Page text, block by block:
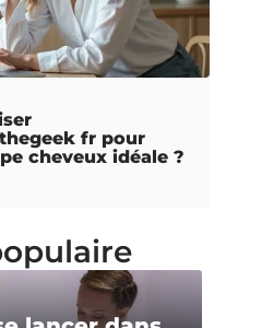
fr pour
cheveux idéale ?